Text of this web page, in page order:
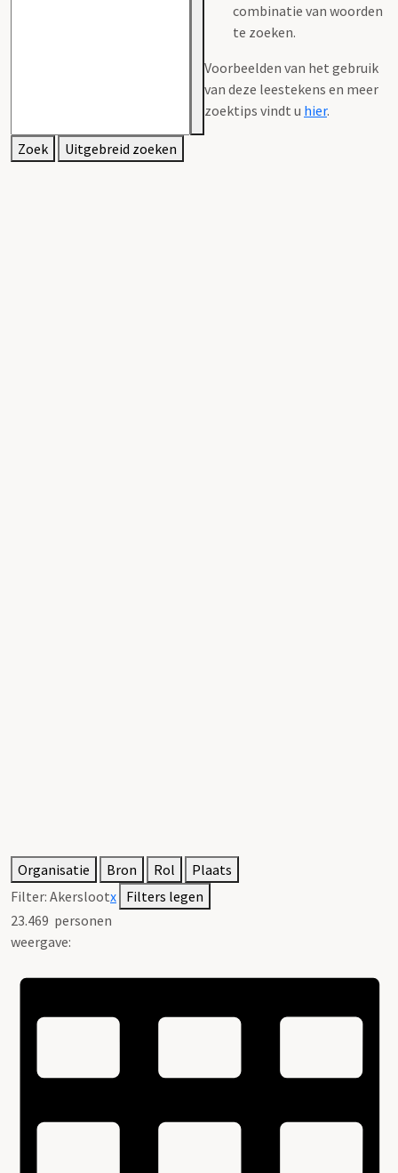
combinatie van woorden
te zoeken.
Voorbeelden van het gebruik
van deze leestekens en meer
zoektips vindt u hier.
Zoek Uitgebreid zoeken
Organisatie Bron Rol
Plaats
Filter: Akerslootx Filters legen
23.469 personen
weergave: